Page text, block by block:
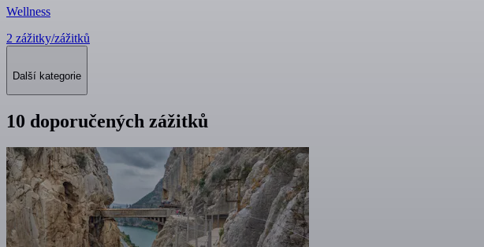
Wellness
2 zážitky/zážitků
Další kategorie
10 doporučených zážitků